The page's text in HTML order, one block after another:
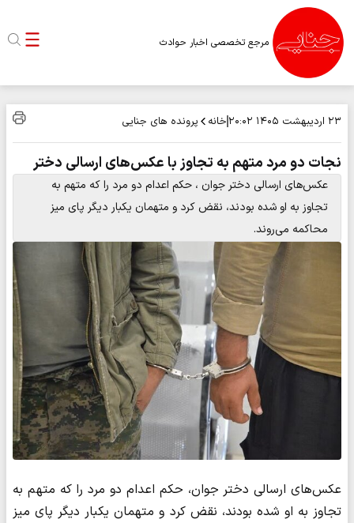
مرجع تخصصی اخبار حوادث
۲۳ اردیبهشت ۱۴۰۵ ۲۰:۰۲ خانه پرونده های جنایی
نجات دو مرد متهم به تجاوز با عکس‌های ارسالی دختر
عکس‌های ارسالی دختر جوان ، حکم اعدام دو مرد را که متهم به
تجاوز به او شده بودند، نقض کرد و متهمان یکبار دیگر پای میز
محاکمه می‌روند.
عکس‌های ارسالی دختر جوان، حکم اعدام دو مرد را که متهم به
تجاوز به او شده بودند، نقض کرد و متهمان یکبار دیگر پای میز